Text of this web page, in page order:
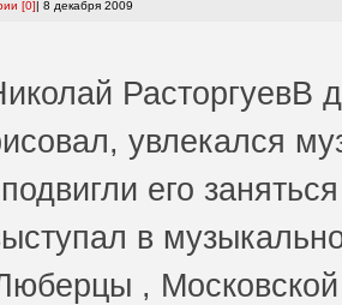
[0]| 8 декабря 2009
РасторгуевВ
увлекался
его
в
,